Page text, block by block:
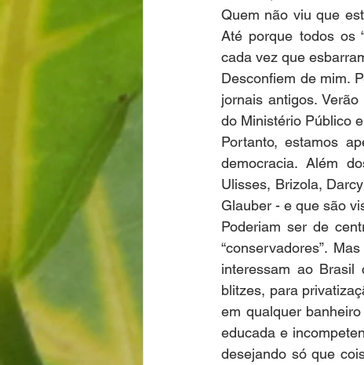
Quem não viu que
Até porque todos os
cada vez que
Desconfiem de mim.
jornais antigos.
do Ministério Público
Portanto, estamos
democracia. Além
Ulisses, Brizola,
Glauber - e que são
Poderiam ser de
“conservadores”.
interessam ao Brasil
blitzes, para
em qualquer
educada e
desejando só que